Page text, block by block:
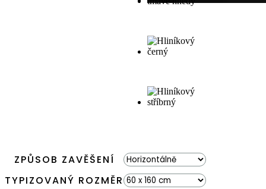
ZPŮSOB ZAVĚŠENÍ
TYPIZOVANÝ ROZMĚR